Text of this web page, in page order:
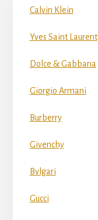
Calvin Klein
Yves Saint Laurent
Dolce & Gabbana
Giorgio Armani
Burberry
Givenchy
Bvlgari
Gucci